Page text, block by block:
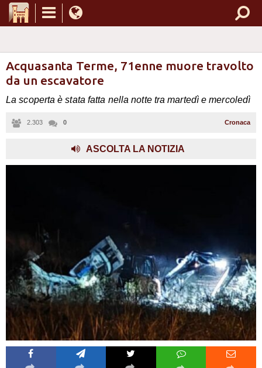
Acquasanta Terme, 71enne muore travolto
da un escavatore
La scoperta è stata fatta nella notte tra martedì e mercoledì
2.303 0 Cronaca
ASCOLTA LA NOTIZIA